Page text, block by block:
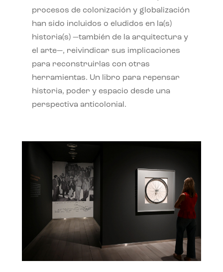
procesos de colonización y globalización
han sido incluidos o eludidos en la(s)
historia(s) —también de la arquitectura y
el arte—, reivindicar sus implicaciones
para reconstruirlas con otras
herramientas. Un libro para repensar
historia, poder y espacio desde una
perspectiva anticolonial.